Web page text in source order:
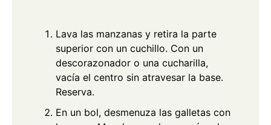
Lava las manzanas y retira la parte
superior con un cuchillo. Con un
descorazonador o una cucharilla,
vacía el centro sin atravesar la base.
Reserva.
En un bol, desmenuza las galletas con